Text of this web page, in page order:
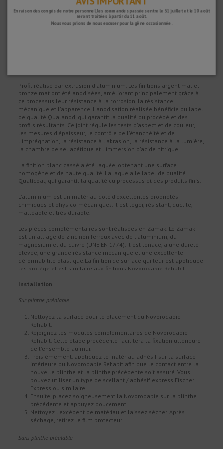
Profil réalisé par extrusion d'aluminium. Les finitions argent mat et
bronze mat ont été anodisées, améliorant principalement grâce à
ce processus leur résistance à la corrosion, la résistance
mécanique et l'apparence. L'anodisation réalisée bénéficie du label
de qualité Qualanod, qui garantit la qualité du procédé et des
profils résultants. Ce joint régule les tests d'aspect et de couleur,
les mesures d'épaisseur, le contrôle de l'étanchéité et de
l'imprégnation, la résistance à l'abrasion, la résistance à la lumière,
la chambre de sel acétique et l'immersion d'acide nitrique.
La finition blanc cassé a été laquée, obtenant une surface
homogène et de haute qualité. La laque a le label de qualité
Qualicoat, qui garantit la qualité du processus et des produits finis.
L'aluminium est un matériau doté d'excellentes propriétés
chimiques et physico-mécaniques. Il est léger, résistant, ductile,
malléable et très durable.
Les pièces complémentaires sont réalisées en Zamak. Le Zamak
est un alliage de zinc non ferreux avec de l'aluminium, du
magnésium et du cuivre (UNE EN 1774). Il est tenace, a une dureté
élevée, une grande résistance mécanique et une excellente
déformabilité plastique.La finition de surface qui leur est appliquée
les protège et est similaire aux finitions Novorodapie Rehabit.
Installation
Sur plinthe préalable
Nettoyez la surface pour le placement du Novorodapie
Rehabit.
Rejoignez les modules complémentaires de Novorodapie
Rehabit. Cette étape précédente facilitera la fixation ultérieure
de l'ensemble au mur.
Troisièmement, appliquez le matériau adhésif sur la surface
intérieure du Novorodapie Rehabit afin que le contact entre la
nouvelle plinthe et la plinthe précédente soit assuré. Vous
pouvez utiliser un type de scellant / adhésif express Fischer
Express ou similaire.
Ensuite, placez soigneusement la Novorodapie sur la plinthe
précédente et appuyez doucement.
Nettoyez l'excédent de matériau et laissez sécher. Après
séchage, retirez le film protecteur.
Sans plinthe préalable
En raison des congés de notre personnel, les commandes passées entre le 31 juillet et le 10 août
seront traitées à partir du 11 août.
Nous vous prions de nous excuser pour la gêne occasionnée.